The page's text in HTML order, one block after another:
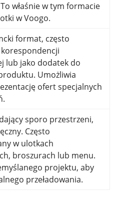
właśnie w tym formacie
w Voogo.
format, często
lub jako dodatek do
Umożliwia
ofert specjalnych
sporo przestrzeni,
Często
w ulotkach
broszurach lub menu.
projektu, aby
przeładowania.